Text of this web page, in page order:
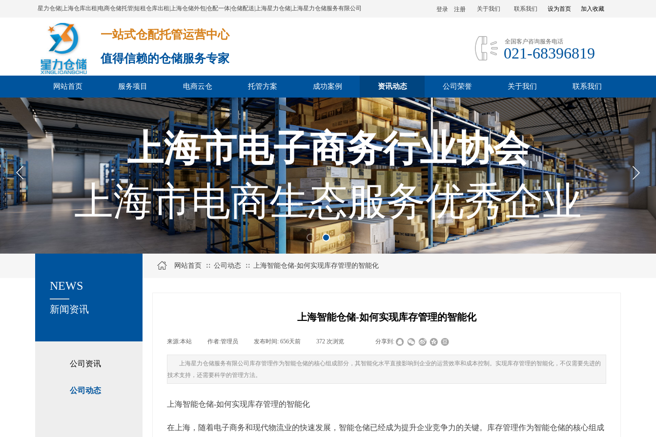
星力仓储|上海仓库出租|电商仓储托管|短租仓库出租|上海仓储外包|仓配一体|仓储配送|上海星力仓储|上海星力仓储服务有限公司 设为首页 加入收藏
登录 注册 联系我们
关于我们
一站式仓配托管运营中心​​​​​​​​​​​​​​​​​
值得信赖的仓储服务专家
全国客户咨询服务电话
021-68396819
网站首页 服务项目 电商云仓 托管方案 成功案例 资讯动态 公司荣誉 关于我们 联系我们
上海市电子商务行业协会
上海市电商生态服务优秀企业
公司资讯
公司动态
关于我们
新闻资讯
NEWS
网站首页 ∷ 公司动态 ∷ 上海智能仓储-如何实现库存管理的智能化
上海智能仓储-如何实现库存管理的智能化
来源:本站 作者:管理员 发布时间: 656天前 372 次浏览 分享到:
上海星力仓储服务有限公司库存管理作为智能仓储的核心组成部分，其智能化水平直接影响到企业的运营效率和成本控制。实现库存管理的智能化，不仅需要先进的
技术支持，还需要科学的管理方法。
上海智能仓储-如何实现库存管理的智能化
在上海，随着电子商务和现代物流业的快速发展，智能仓储已经成为提升企业竞争力的关键。库存管理作为智能仓储的核心组成